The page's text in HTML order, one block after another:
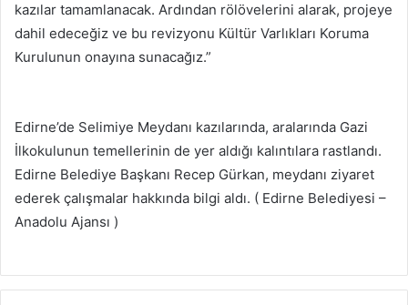
kazılar tamamlanacak. Ardından rölövelerini alarak, projeye
dahil edeceğiz ve bu revizyonu Kültür Varlıkları Koruma
Kurulunun onayına sunacağız.”
Edirne’de Selimiye Meydanı kazılarında, aralarında Gazi
İlkokulunun temellerinin de yer aldığı kalıntılara rastlandı.
Edirne Belediye Başkanı Recep Gürkan, meydanı ziyaret
ederek çalışmalar hakkında bilgi aldı. ( Edirne Belediyesi –
Anadolu Ajansı )